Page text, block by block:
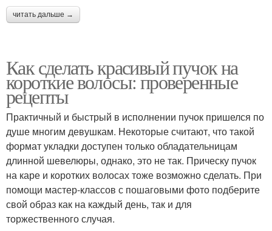
читать дальше →
Как сделать красивый пучок на
короткие волосы: проверенные
рецепты
Практичный и быстрый в исполнении пучок пришелся по
душе многим девушкам. Некоторые считают, что такой
формат укладки доступен только обладательницам
длинной шевелюры, однако, это не так. Прическу пучок
на каре и коротких волосах тоже возможно сделать. При
помощи мастер-классов с пошаговыми фото подберите
свой образ как на каждый день, так и для
торжественного случая.